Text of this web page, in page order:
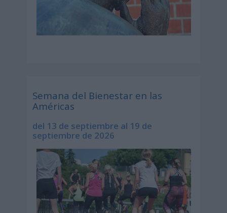
Semana del Bienestar en las
Américas
del 13 de septiembre al 19 de
septiembre de 2026